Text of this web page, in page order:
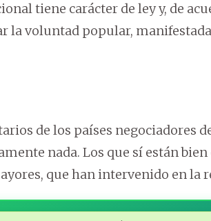
tiene carácter de ley y, de
la voluntad popular,
de los países negociadores
nada. Los que sí están
que han intervenido en la